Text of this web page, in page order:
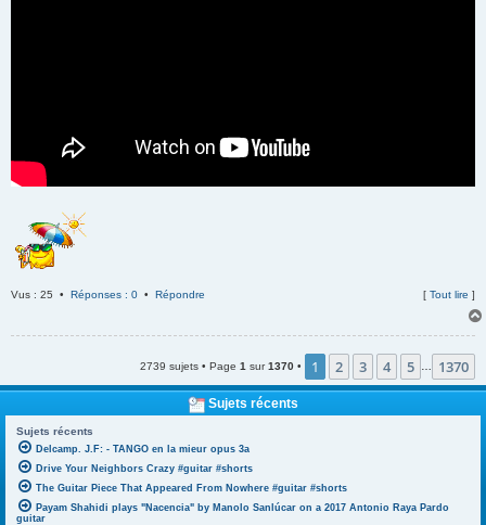
Vus : 25 • Réponses : 0 • Répondre [ Tout lire ]
2739 sujets • Page 1 sur1370 • 1 2 3 4 5 1370
Sujets récents
Sujets récents
Delcamp. J.F: - TANGO en la mieur opus 3a
Drive Your Neighbors Crazy #guitar #shorts
The Guitar Piece That Appeared From Nowhere #guitar #shorts
Payam Shahidi plays "Nacencia" by Manolo Sanlúcar on a 2017 Antonio Raya Pardo
guitar